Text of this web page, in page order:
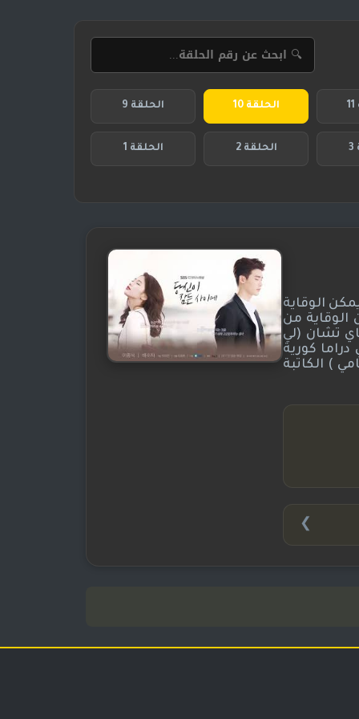
الحلقة 10 الحلقة 9
الحلقة 2 الحلقة 1
الوقاية
الوقاية من
تشان (لي
كورية
) الكاتبة
❯